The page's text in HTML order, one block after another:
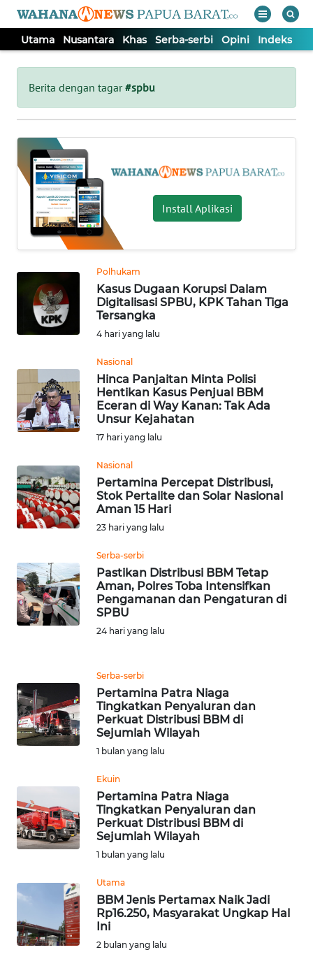
Utama Nusantara Khas Serba-serbi Opini Indeks
Berita dengan tagar#spbu
Install Aplikasi
Polhukam
Kasus Dugaan Korupsi Dalam
Digitalisasi SPBU, KPK Tahan Tiga
Tersangka
4 hari yang lalu
Nasional
Hinca Panjaitan Minta Polisi
Hentikan Kasus Penjual BBM
Eceran di Way Kanan: Tak Ada
Unsur Kejahatan
17 hari yang lalu
Nasional
Pertamina Percepat Distribusi,
Stok Pertalite dan Solar Nasional
Aman 15 Hari
23 hari yang lalu
Serba-serbi
Pastikan Distribusi BBM Tetap
Aman, Polres Toba Intensifkan
Pengamanan dan Pengaturan di
SPBU
24 hari yang lalu
Serba-serbi
Pertamina Patra Niaga
Tingkatkan Penyaluran dan
Perkuat Distribusi BBM di
Sejumlah Wilayah
1 bulan yang lalu
Ekuin
Pertamina Patra Niaga
Tingkatkan Penyaluran dan
Perkuat Distribusi BBM di
Sejumlah Wilayah
1 bulan yang lalu
Utama
BBM Jenis Pertamax Naik Jadi
Rp16.250, Masyarakat Ungkap Hal
Ini
2 bulan yang lalu
Tutup
UTAMA
NUSANTARA
KHAS
SERBA-
SERBI
OPINI
Informasi
KONTAK
KAMI
INFO
IKLAN
TENTANG
KAMI
PEDOMAN
MEDIA
SIBER
DISCLAIMER
Wahana
WN
SUMUT
JABAR